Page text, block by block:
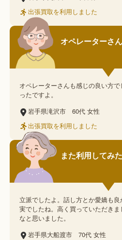
出張買取を利用しました
オペレーターさ
オペレーターさんも感じの良い方
ったですよ。
岩手県滝沢市
60代 女性
出張買取を利用しました
また利用してみ
立派でしたよ。話し方とか愛嬌も
実でしたね。高く買っていただき
なと思いました。
岩手県大船渡市
70代 女性